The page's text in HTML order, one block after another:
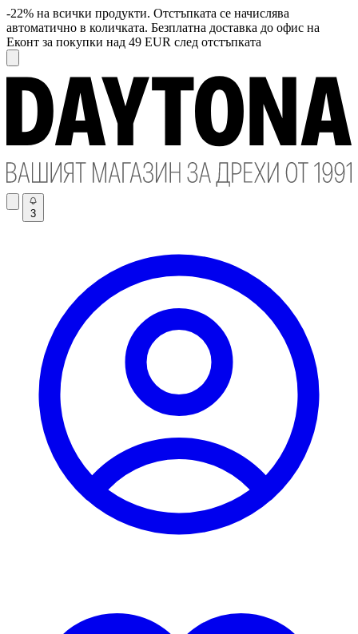
-22% на всички продукти. Отстъпката се начислява
автоматично в количката. Безплатна доставка до офис на
Еконт за покупки над 49 EUR след отстъпката
3